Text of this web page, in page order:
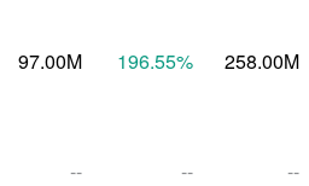
97.00M 196.55% 258.00M
-- -- --